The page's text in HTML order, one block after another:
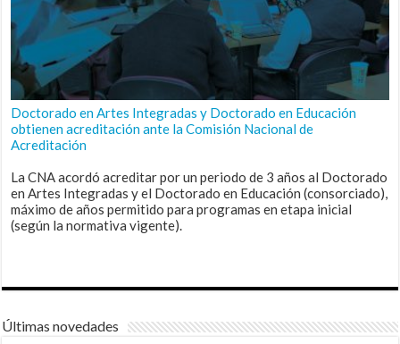
Doctorado en Artes Integradas y Doctorado en Educación
obtienen acreditación ante la Comisión Nacional de
Acreditación
La CNA acordó acreditar por un periodo de 3 años al Doctorado
en Artes Integradas y el Doctorado en Educación (consorciado),
máximo de años permitido para programas en etapa inicial
(según la normativa vigente).
Últimas novedades